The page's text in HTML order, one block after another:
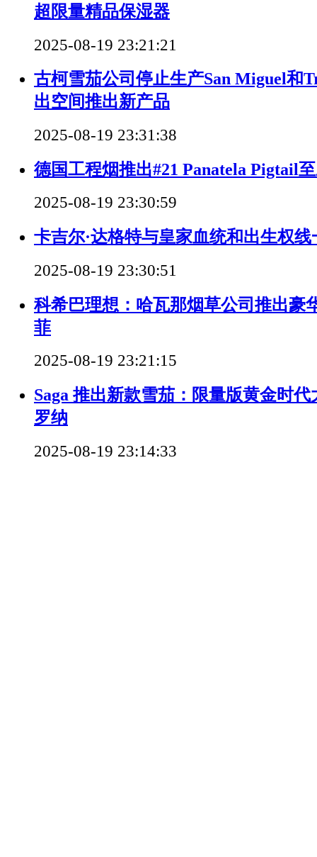
超限量精品保湿器
2025-08-19 23:21:21
古柯雪茄公司停止生产San Miguel和
出空间推出新产品
2025-08-19 23:31:38
德国工程烟推出#21 Panatela Pigtail
2025-08-19 23:30:59
卡吉尔·达格特与皇家血统和出生权
2025-08-19 23:30:51
科希巴理想：哈瓦那烟草公司推出豪
菲
2025-08-19 23:21:15
Saga 推出新款雪茄：限量版黄金时代
罗纳
2025-08-19 23:14:33